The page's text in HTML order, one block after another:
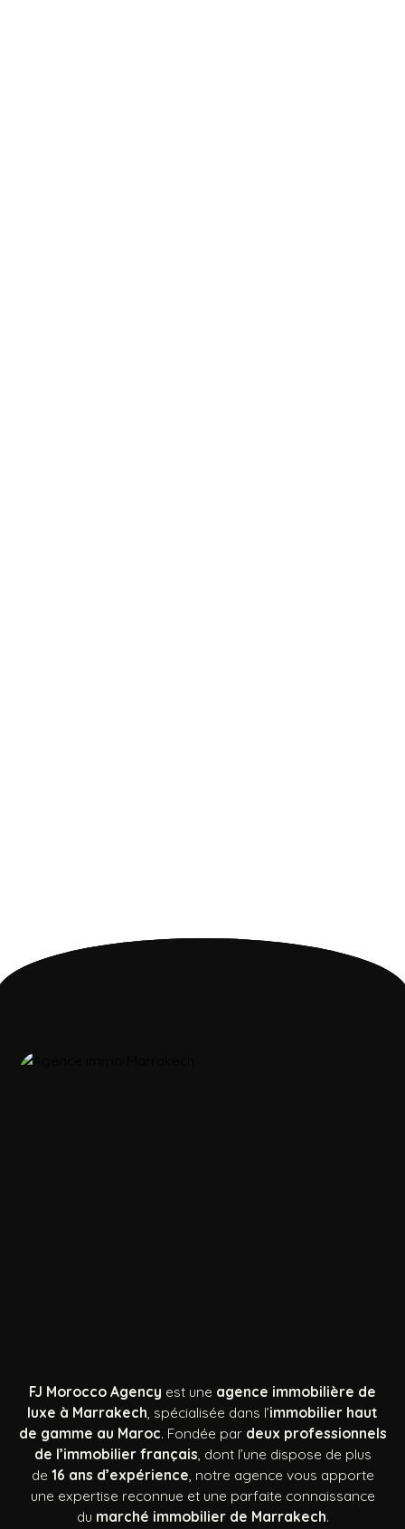
FJ Morocco Agency est une agence immobilière de
luxe à Marrakech, spécialisée dans l’immobilier haut
de gamme au Maroc. Fondée par deux professionnels
de l’immobilier français, dont l’une dispose de plus
de 16 ans d’expérience, notre agence vous apporte
une expertise reconnue et une parfaite connaissance
du marché immobilier de Marrakech.